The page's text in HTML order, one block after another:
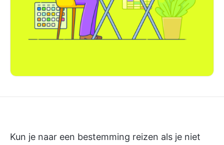
Kun je naar een bestemming reizen als je niet